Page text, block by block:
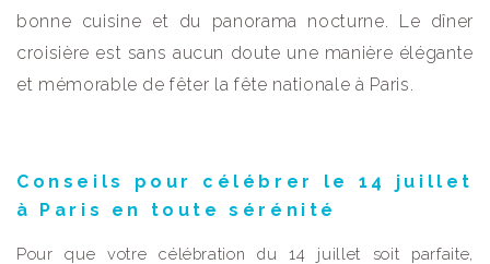
bonne cuisine et du panorama nocturne. Le dîner
croisière est sans aucun doute une manière élégante
et mémorable de fêter la fête nationale à Paris.
Conseils pour célébrer le 14 juillet
à Paris en toute sérénité
Pour que votre célébration du 14 juillet soit parfaite,